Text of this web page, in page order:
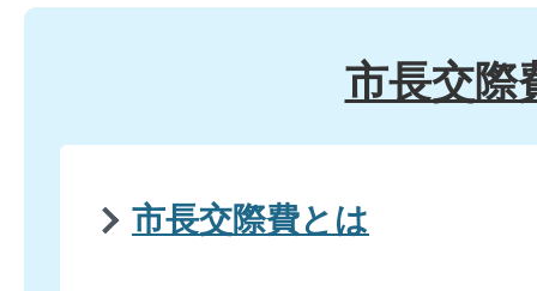
市長交際
市長交際費とは